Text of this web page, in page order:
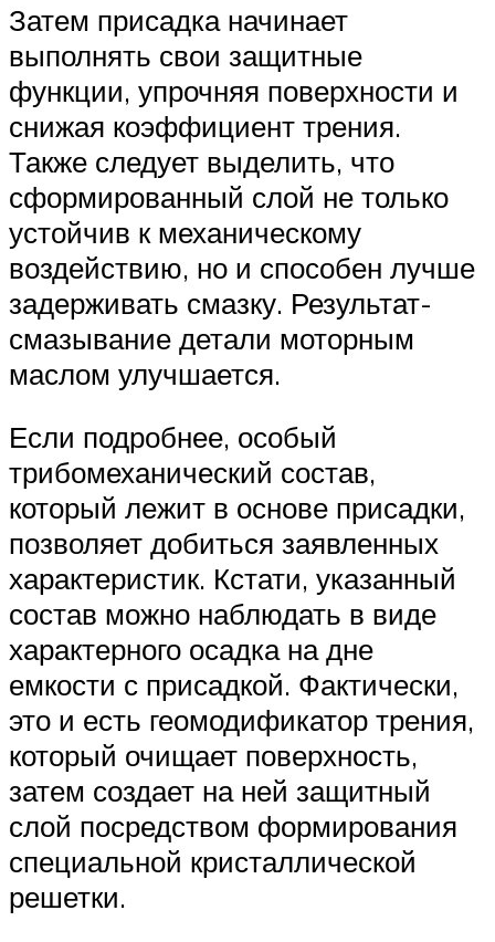
Затем присадка начинает
выполнять свои защитные
функции, упрочняя поверхности и
снижая коэффициент трения.
Также следует выделить, что
сформированный слой не только
устойчив к механическому
воздействию, но и способен лучше
задерживать смазку. Результат-
смазывание детали моторным
маслом улучшается.
Если подробнее, особый
трибомеханический состав,
который лежит в основе присадки,
позволяет добиться заявленных
характеристик. Кстати, указанный
состав можно наблюдать в виде
характерного осадка на дне
емкости с присадкой. Фактически,
это и есть геомодификатор трения,
который очищает поверхность,
затем создает на ней защитный
слой посредством формирования
специальной кристаллической
решетки.